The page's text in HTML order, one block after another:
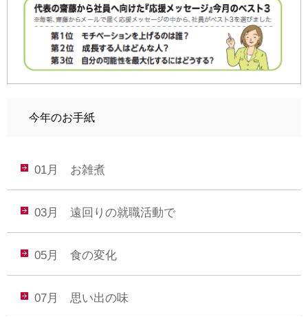
今年のお手紙
01月 お雑煮
03月 遠回りの就職活動で
05月 食の変化
07月 思い出の味